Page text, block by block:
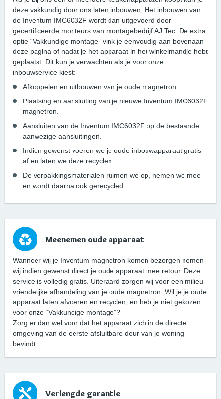
deze vakkundig door ons laten inbouwen. Het inbouwen van
de Inventum IMC6032F wordt dan uitgevoerd door
gecertificeerde monteurs van montagebedrijf AJ Tec. De extra
optie “Vakkundige montage” vink je eenvoudig aan bovenaan
deze pagina of nadat je het apparaat in het winkelmandje hebt
geplaatst. Dit kun je verwachten als je voor onze
inbouwservice kiest:
Afkoppelen en uitbouwen van je oude magnetron.
Plaatsing en aansluiting van je nieuwe Inventum IMC6032F
magnetron.
Aansluiten van de Inventum IMC6032F op de bestaande
aanwezige aansluitingen.
Indien gewenst voeren we je oude inbouwapparaat gratis
af en laten we deze recyclen.
De verpakkingsmaterialen ruimen we op, nemen we mee
en wordt daarna ook gerecycled.
Meenemen oude apparaat
Wanneer wij je Inventum magnetron komen bezorgen nemen
wij indien gewenst direct je oude apparaat mee retour. Deze
service is volledig gratis. Uiteraard zorgen wij voor een milieu-
vriendelijke afhandeling van je oude magnetron. Wil je je oude
apparaat laten afvoeren en recyclen, en heb je niet gekozen
voor onze “Vakkundige montage”?
Zorg er dan wel voor dat het apparaat zich in de directe
omgeving van de eerste afsluitbare deur van je woning
bevindt.
Verlengde garantie